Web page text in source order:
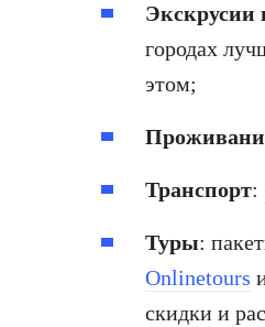
Экскрусии
городах
этом;
Транспорт:
Туры:
Onlinetours
скидки и